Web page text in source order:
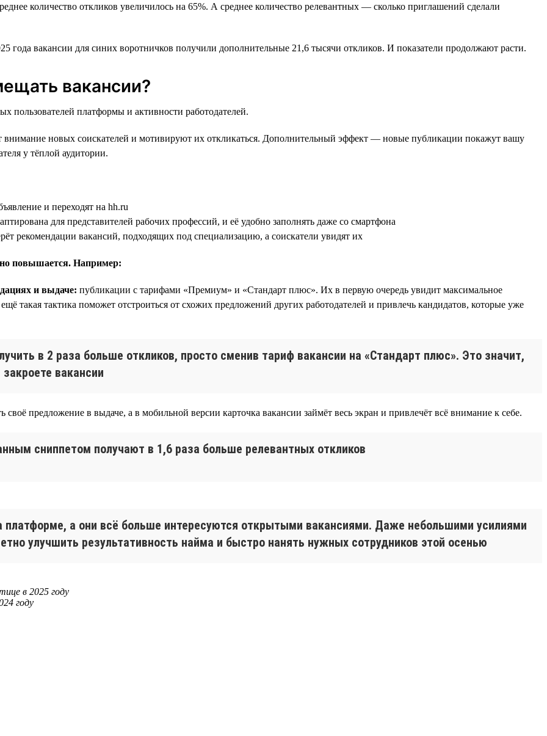
количество откликов увеличилось на 65%. А среднее количество релевантных — сколько приглашений сделали
года вакансии для синих воротничков получили дополнительные 21,6 тысячи откликов. И показатели продолжают расти.
вакансии?
пользователей платформы и активности работодателей.
новых соискателей и мотивируют их откликаться. Дополнительный эффект — новые публикации покажут вашу
у тёплой аудитории.
и переходят на hh.ru
для представителей рабочих профессий, и её удобно заполнять даже со смартфона
рекомендации вакансий, подходящих под специализацию, а соискатели увидят их
повышается. Например:
и выдаче: публикации с тарифами «Премиум» и «Стандарт плюс». Их в первую очередь увидит максимальное
такая тактика поможет отстроиться от схожих предложений других работодателей и привлечь кандидатов, которые уже
в 2 раза больше откликов, просто сменив тариф вакансии на «Стандарт плюс». Это значит,
вакансии
своё предложение в выдаче, а в мобильной версии карточка вакансии займёт весь экран и привлечёт всё внимание к себе.
сниппетом получают в 1,6 раза больше релевантных откликов
а они всё больше интересуются открытыми вакансиями. Даже небольшими усилиями
улучшить результативность найма и быстро нанять нужных сотрудников этой осенью
в 2025 году
году